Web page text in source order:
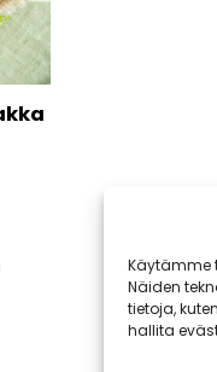
Käytämme
Näiden
tietoja,
hallita